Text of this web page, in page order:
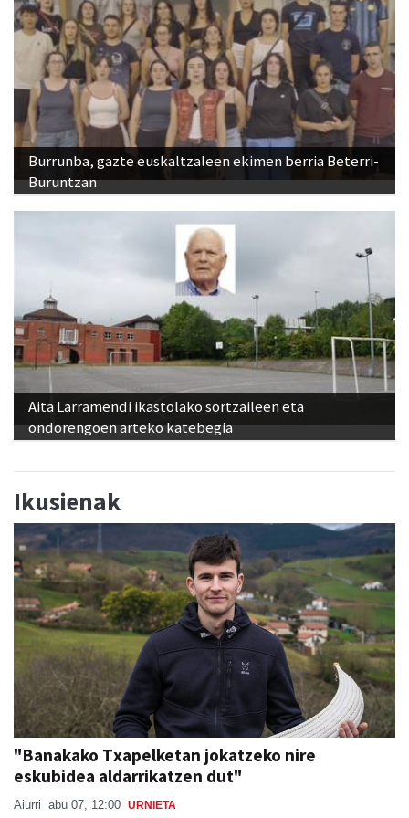
Burrunba, gazte euskaltzaleen ekimen berria Beterri-
Buruntzan
Aita Larramendi ikastolako sortzaileen eta
ondorengoen arteko katebegia
Ikusienak
"Banakako Txapelketan jokatzeko nire
eskubidea aldarrikatzen dut"
Aiurri abu 07, 12:00 URNIETA